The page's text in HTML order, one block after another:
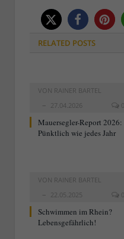
RELATED POSTS
VON RAINER BARTEL
27.04.2026
0
Mauersegler-Report 2026:
Pünktlich wie jedes Jahr
VON RAINER BARTEL
22.05.2025
0
Schwimmen im Rhein?
Lebensgefährlich!